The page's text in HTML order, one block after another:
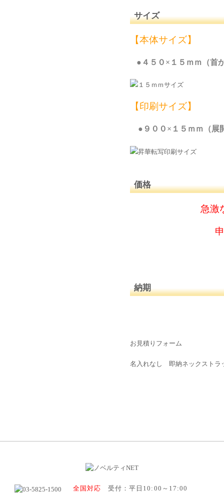
サイズ
【本体サイズ】
● ４５０×１５ｍｍ（首
【印刷サイズ】
● ９００×１５ｍｍ（展
価格
急激
納期
お見積りフォーム
名入れなし 即納ネックストラ
全国対応 受付：平日10:00～17:00